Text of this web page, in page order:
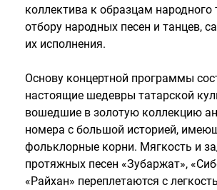
коллектива к образцам народного
отбору народных песен и танцев,
их исполнения.
Основу концертной программы
настоящие шедевры татарской
вошедшие в золотую коллекцию
номера с большой историей,
фольклорные корни. Мягкость и
протяжных песен «Зубаржат»,
«Райхан» переплетаются с